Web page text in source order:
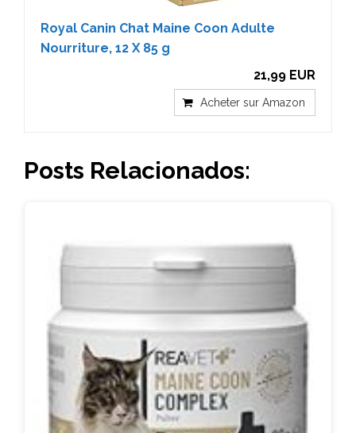
Royal Canin Chat Maine Coon Adulte
Nourriture, 12 X 85 g
21,99 EUR
Acheter sur Amazon
Posts Relacionados: